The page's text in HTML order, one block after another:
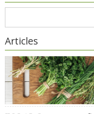
Articles